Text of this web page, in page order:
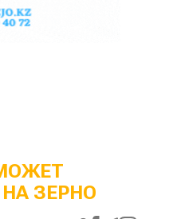
ЗЕРНО